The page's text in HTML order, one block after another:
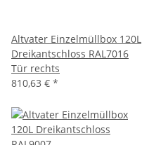
Altvater Einzelmüllbox 120L
Dreikantschloss RAL7016
Tür rechts
810,63 € *